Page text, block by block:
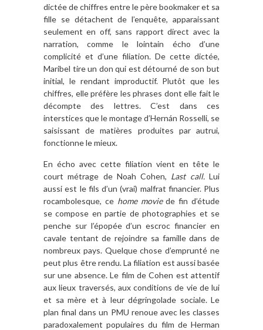
dictée de chiffres entre le père bookmaker et sa
fille se détachent de l’enquête, apparaissant
seulement en off, sans rapport direct avec la
narration, comme le lointain écho d’une
complicité et d’une filiation. De cette dictée,
Maribel tire un don qui est détourné de son but
initial, le rendant improductif. Plutôt que les
chiffres, elle préfère les phrases dont elle fait le
décompte des lettres. C’est dans ces
interstices que le montage d’Hernán Rosselli, se
saisissant de matières produites par autrui,
fonctionne le mieux.
En écho avec cette filiation vient en tête le
court métrage de Noah Cohen, Last call.Lui
aussi est le fils d’un (vrai) malfrat financier. Plus
rocambolesque, cehome moviede fin d’étude
se compose en partie de photographies et se
penche sur l’épopée d’un escroc financier en
cavale tentant de rejoindre sa famille dans de
nombreux pays. Quelque chose d’emprunté ne
peut plus être rendu. La filiation est aussi basée
sur une absence. Le film de Cohen est attentif
aux lieux traversés, aux conditions de vie de lui
et sa mère et à leur dégringolade sociale. Le
plan final dans un PMU renoue avec les classes
paradoxalement populaires du film de Herman